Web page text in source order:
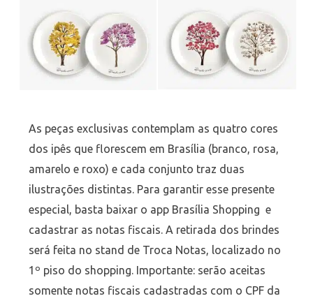
As peças exclusivas contemplam as quatro cores
dos ipês que florescem em Brasília (branco, rosa,
amarelo e roxo) e cada conjunto traz duas
ilustrações distintas. Para garantir esse presente
especial, basta baixar o app Brasília Shopping e
cadastrar as notas fiscais. A retirada dos brindes
será feita no stand de Troca Notas, localizado no
1º piso do shopping. Importante: serão aceitas
somente notas fiscais cadastradas com o CPF da